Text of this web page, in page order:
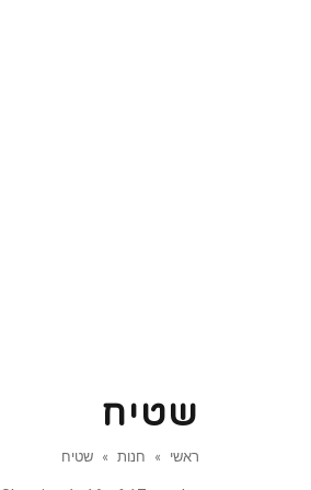
שטיח
ראשי » חנות » שטיח